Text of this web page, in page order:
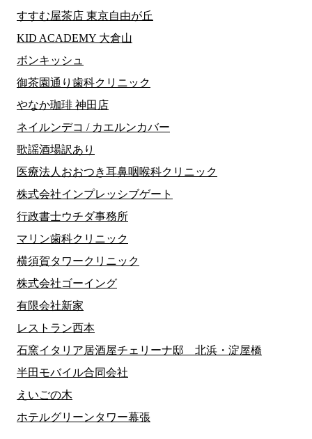
すすむ屋茶店 東京自由が丘
KID ACADEMY 大倉山
ボンキッシュ
御茶園通り歯科クリニック
やなか珈琲 神田店
ネイルンデコ / カエルンカバー
歌謡酒場訳あり
医療法人おおつき耳鼻咽喉科クリニック
株式会社インプレッシブゲート
行政書士ウチダ事務所
マリン歯科クリニック
横須賀タワークリニック
株式会社ゴーイング
有限会社新家
レストラン西本
石窯イタリア居酒屋チェリーナ邸 北浜・淀屋橋
半田モバイル合同会社
えいごの木
ホテルグリーンタワー幕張